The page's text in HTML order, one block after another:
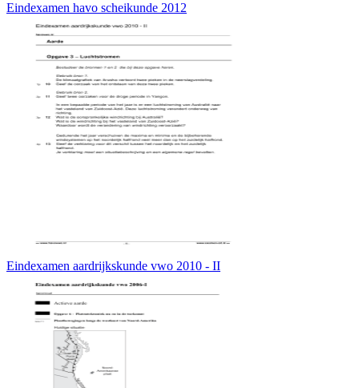
Eindexamen havo scheikunde 2012
Eindexamen aardrijkskunde vwo 2010 - II